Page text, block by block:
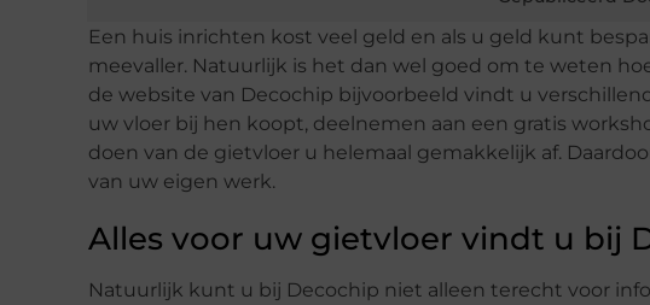
Een huis inrichten kost veel geld en als u geld kunt
meevaller. Natuurlijk is het dan wel goed om te weten
de website van Decochip bijvoorbeeld vindt u
uw vloer bij hen koopt, deelnemen aan een gratis
doen van de gietvloer u helemaal gemakkelijk af.
van uw eigen werk.
Alles voor uw gietvloer vindt u bij
Natuurlijk kunt u bij Decochip niet alleen terecht voor